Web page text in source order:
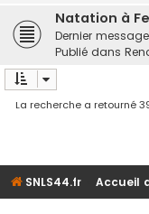
Natation à
Dernier
Publié dans
La recherche a retourné
SNLS44.fr Accueil